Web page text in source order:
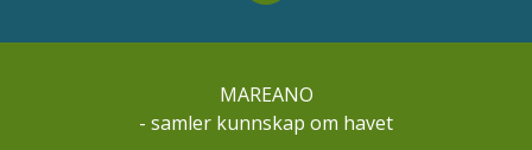
MAREANO
- samler kunnskap om havet